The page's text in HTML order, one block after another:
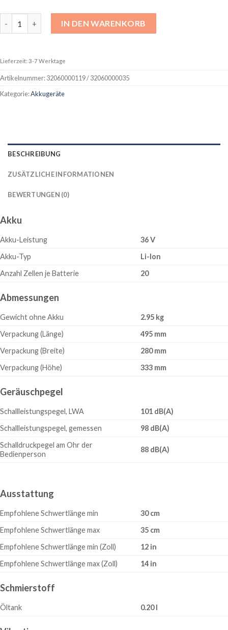
Akku-Motorsäge 120i MengeIN DEN WARENKORB
Lieferzeit: 3-7 Werktage
Artikelnummer:32060000119 / 32060000035
Kategorie:Akkugeräte
BESCHREIBUNG
ZUSÄTZLICHE INFORMATIONEN
BEWERTUNGEN (0)
Akku
Akku-Leistung
36 V
Akku-Typ
Li-Ion
Anzahl Zellen je Batterie
20
Abmessungen
Gewicht ohne Akku
2.95 kg
Verpackung (Länge)
495 mm
Verpackung (Breite)
280 mm
Verpackung (Höhe)
333 mm
Geräuschpegel
Schallleistungspegel, LWA
101 dB(A)
Schallleistungspegel, gemessen
98 dB(A)
Schalldruckpegel am Ohr der
Bedienperson
88 dB(A)
Ausstattung
Empfohlene Schwertlänge min
30 cm
Empfohlene Schwertlänge max
35 cm
Empfohlene Schwertlänge min (Zoll)
12 in
Empfohlene Schwertlänge max (Zoll)
14 in
Schmierstoff
Öltank 0.20 l